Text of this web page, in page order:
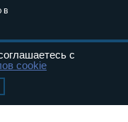
в
с
cookie